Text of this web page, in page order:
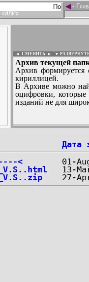
«ИЛИ»
◄-
◄ СМЕНИТЬ ► ▼
Архив текущей
Архив формируется
кириллицей.
В Архиве можно
оцифровки,
изданий не для
...
Дата
<